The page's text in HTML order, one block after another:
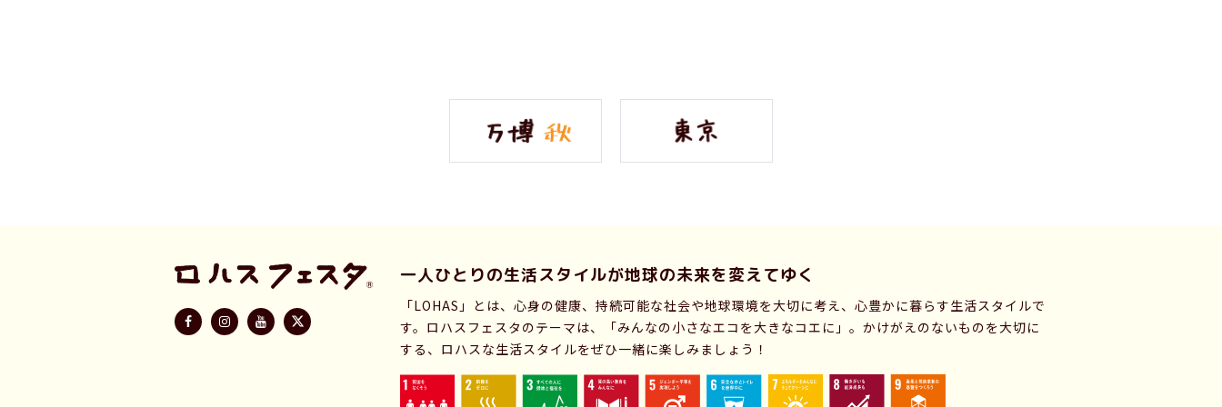
一人ひとりの生活スタイルが地球の未来を変えてゆく
「LOHAS」とは、心身の健康、持続可能な社会や地球環境を大切に考え、心豊かに暮らす生活スタイルで
す。ロハスフェスタのテーマは、「みんなの小さなエコを大きなコエに」。かけがえのないものを大切に
する、ロハスな生活スタイルをぜひ一緒に楽しみましょう！